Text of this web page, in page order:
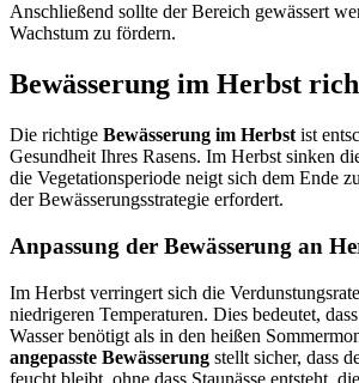
Anschließend sollte der Bereich gewässert
Wachstum zu fördern.
Bewässerung im Herbst
Die richtige Bewässerung im Herbst ist
Gesundheit Ihres Rasens. Im Herbst sinken
die Vegetationsperiode neigt sich dem Ende
der Bewässerungsstrategie erfordert.
Anpassung der Bewässerung an
Im Herbst verringert sich die
niedrigeren Temperaturen. Dies bedeutet,
Wasser benötigt als in den heißen
angepasste Bewässerung stellt sicher, dass
feucht bleibt, ohne dass Staunässe entsteht,